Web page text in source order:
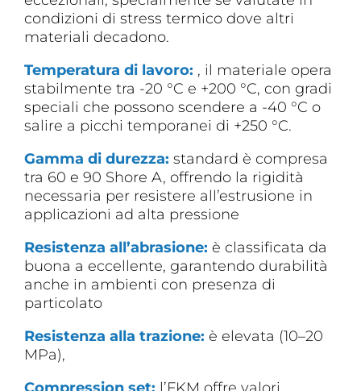
condizioni di stress termico dove altri
materiali decadono.
Temperatura di lavoro: , il materiale opera
stabilmente tra -20 °C e +200 °C, con gradi
speciali che possono scendere a -40 °C o
salire a picchi temporanei di +250 °C.
Gamma di durezza: standard è compresa
tra 60 e 90 Shore A, offrendo la rigidità
necessaria per resistere all’estrusione in
applicazioni ad alta pressione
Resistenza all’abrasione: è classificata da
buona a eccellente, garantendo durabilità
anche in ambienti con presenza di
particolato
Resistenza alla trazione: è elevata (10–20
MPa),